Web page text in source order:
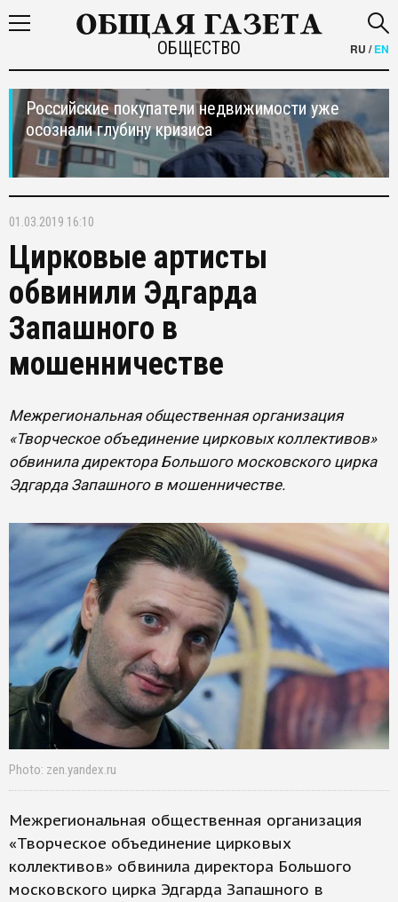
ОБЩЕСТВО RU /EN
Российские покупатели недвижимости уже
осознали глубину кризиса
01.03.2019 16:10
Цирковые артисты
обвинили Эдгарда
Запашного в
мошенничестве
Межрегиональная общественная организация
«Творческое объединение цирковых коллективов»
обвинила директора Большого московского цирка
Эдгарда Запашного в мошенничестве.
Photo: zen.yandex.ru
Межрегиональная общественная организация
«Творческое объединение цирковых
коллективов» обвинила директора Большого
московского цирка Эдгарда Запашного в